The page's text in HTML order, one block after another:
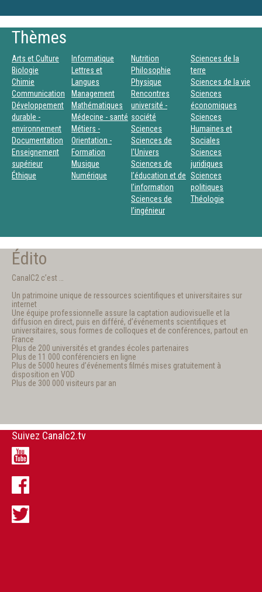
Thèmes
Arts et Culture
Biologie
Chimie
Communication
Développement
durable -
environnement
Documentation
Enseignement
supérieur
Éthique
Informatique
Lettres et
Langues
Management
Mathématiques
Médecine - santé
Métiers -
Orientation -
Formation
Musique
Numérique
Nutrition
Philosophie
Physique
Rencontres
université -
société
Sciences
Sciences de
l'Univers
Sciences de
l’éducation et de
l’information
Sciences de
l’ingénieur
Sciences de la
terre
Sciences de la vie
Sciences
économiques
Sciences
Humaines et
Sociales
Sciences
juridiques
Sciences
politiques
Théologie
Édito
CanalC2 c’est …
Un patrimoine unique de ressources scientifiques et universitaires sur
internet
Une équipe professionnelle assure la captation audiovisuelle et la
diffusion en direct, puis en différé, d’événements scientifiques et
universitaires, sous formes de colloques et de conférences, partout en
France
Plus de 200 universités et grandes écoles partenaires
Plus de 11 000 conférenciers en ligne
Plus de 5000 heures d’événements filmés mises gratuitement à
disposition en VOD
Plus de 300 000 visiteurs par an
Suivez Canalc2.tv